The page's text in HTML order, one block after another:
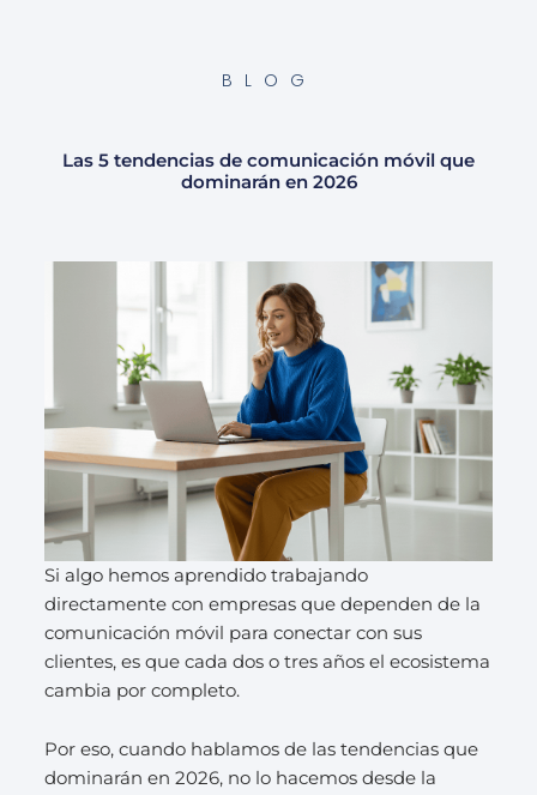
BLOG
Las 5 tendencias de comunicación móvil que
dominarán en 2026
Si algo hemos aprendido trabajando
directamente con empresas que dependen de la
comunicación móvil para conectar con sus
clientes, es que cada dos o tres años el ecosistema
cambia por completo.
Por eso, cuando hablamos de las tendencias que
dominarán en 2026, no lo hacemos desde la